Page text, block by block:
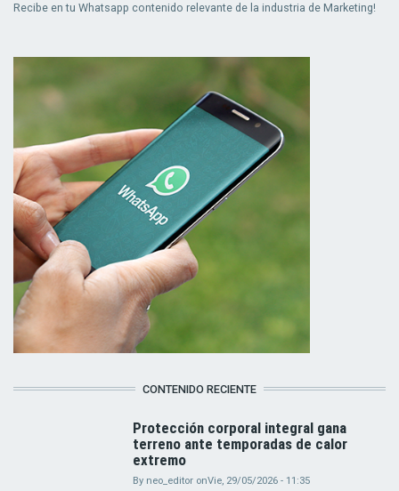
Recibe en tu Whatsapp contenido relevante de la industria de Marketing!
CONTENIDO RECIENTE
Protección corporal integral gana
terreno ante temporadas de calor
extremo
By neo_editor onVie, 29/05/2026 - 11:35